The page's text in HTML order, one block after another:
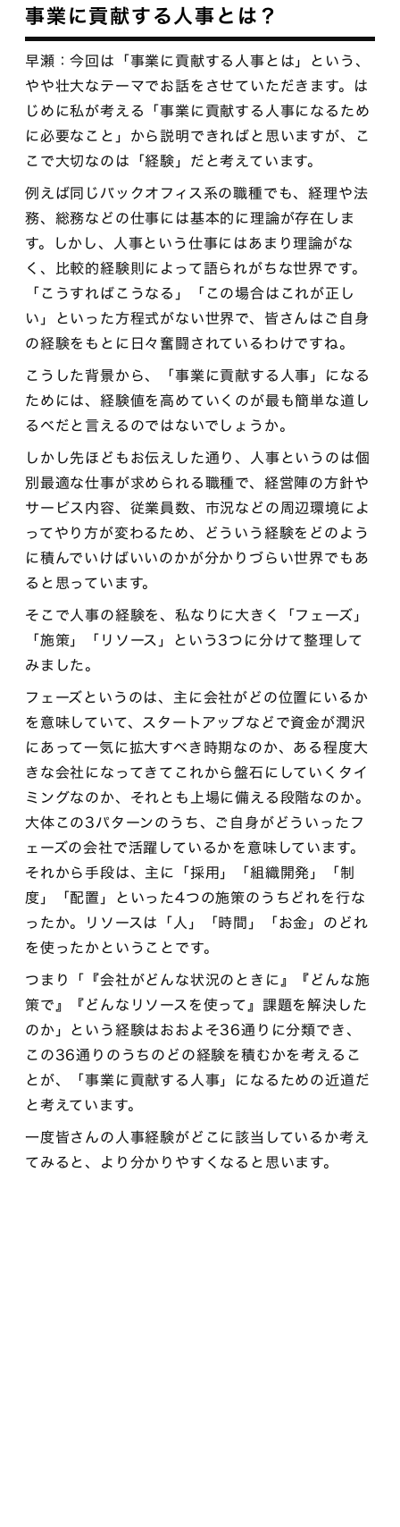
事業に貢献する人事とは？
早瀬：今回は「事業に貢献する人事とは」という、
やや壮大なテーマでお話をさせていただきます。は
じめに私が考える「事業に貢献する人事になるため
に必要なこと」から説明できればと思いますが、こ
こで大切なのは「経験」だと考えています。
例えば同じバックオフィス系の職種でも、経理や法
務、総務などの仕事には基本的に理論が存在しま
す。しかし、人事という仕事にはあまり理論がな
く、比較的経験則によって語られがちな世界です。
「こうすればこうなる」「この場合はこれが正し
い」といった方程式がない世界で、皆さんはご自身
の経験をもとに日々奮闘されているわけですね。
こうした背景から、「事業に貢献する人事」になる
ためには、経験値を高めていくのが最も簡単な道し
るべだと言えるのではないでしょうか。
しかし先ほどもお伝えした通り、人事というのは個
別最適な仕事が求められる職種で、経営陣の方針や
サービス内容、従業員数、市況などの周辺環境によ
ってやり方が変わるため、どういう経験をどのよう
に積んでいけばいいのかが分かりづらい世界でもあ
ると思っています。
そこで人事の経験を、私なりに大きく「フェーズ」
「施策」「リソース」という3つに分けて整理して
みました。
フェーズというのは、主に会社がどの位置にいるか
を意味していて、スタートアップなどで資金が潤沢
にあって一気に拡大すべき時期なのか、ある程度大
きな会社になってきてこれから盤石にしていくタイ
ミングなのか、それとも上場に備える段階なのか。
大体この3パターンのうち、ご自身がどういったフ
ェーズの会社で活躍しているかを意味しています。
それから手段は、主に「採用」「組織開発」「制
度」「配置」といった4つの施策のうちどれを行な
ったか。リソースは「人」「時間」「お金」のどれ
を使ったかということです。
つまり「『会社がどんな状況のときに』『どんな施
策で』『どんなリソースを使って』課題を解決した
のか」という経験はおおよそ36通りに分類でき、
この36通りのうちのどの経験を積むかを考えるこ
とが、「事業に貢献する人事」になるための近道だ
と考えています。
一度皆さんの人事経験がどこに該当しているか考え
てみると、より分かりやすくなると思います。